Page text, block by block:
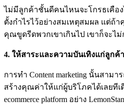
ไม่มีลูกค้าชั้นดีคนไหนจะโกรธเคือ
ตั้งกำไรไว้อย่างสมเหตุสมผล แต่ถ้
คุณขูดรีดพวกเขาเกินไป เขาก็จะไ
4. ให้สาระและความบันเทิงแก่ลูกค้า
การทำ Content marketing นั้นสาม
สร้างคุณค่าให้แก่ผู้บริโภคได้เลยทีเ
ecommerce platform อย่าง